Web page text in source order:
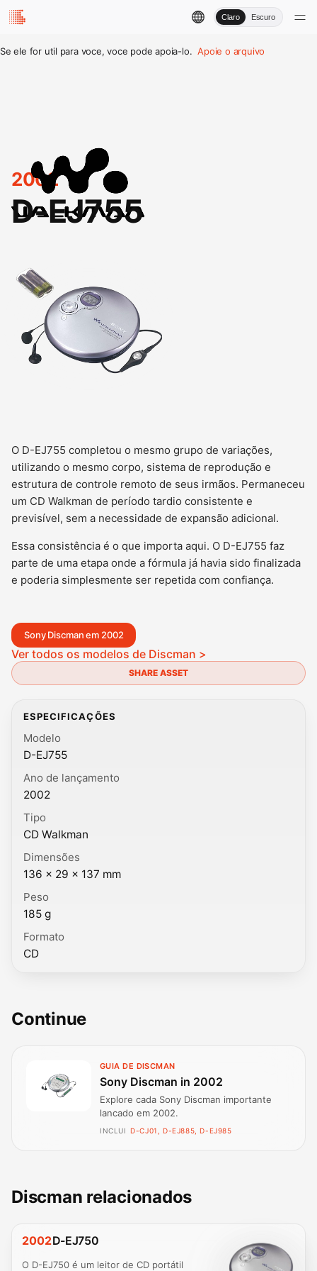
Claro Escuro
Se ele for util para voce, voce pode apoia-lo. Apoie o arquivo
2002
D-EJ755
O D-EJ755 completou o mesmo grupo de variações,
utilizando o mesmo corpo, sistema de reprodução e
estrutura de controle remoto de seus irmãos. Permaneceu
um CD Walkman de período tardio consistente e
previsível, sem a necessidade de expansão adicional.
Essa consistência é o que importa aqui. O D-EJ755 faz
parte de uma etapa onde a fórmula já havia sido finalizada
e poderia simplesmente ser repetida com confiança.
Sony Discman em 2002
Ver todos os modelos de Discman >
SHARE ASSET
ESPECIFICAÇÕES
Modelo
D-EJ755
Ano de lançamento
2002
Tipo
CD Walkman
Dimensões
136 × 29 × 137 mm
Peso
185 g
Formato
CD
Continue
GUIA DE DISCMAN
Sony Discman in 2002
Explore cada Sony Discman importante
lancado em 2002.
INCLUI D-CJ01, D-EJ885, D-EJ985
Discman relacionados
2002D-EJ750
O D-EJ750 é um leitor de CD portátil